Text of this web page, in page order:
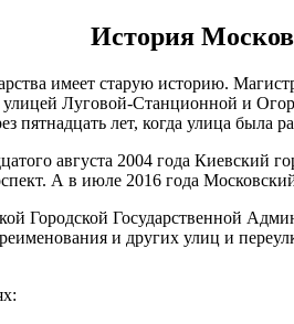
История
имеет старую историю.
улицей Луговой-Станционной и
пятнадцать лет, когда улица
августа 2004 года
А в июле 2016 года
Городской Государственной
и других улиц и